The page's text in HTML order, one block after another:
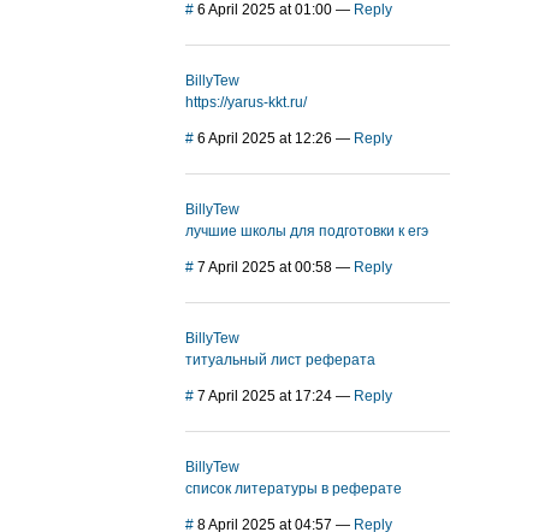
# 6 April 2025 at 01:00 — Reply
BillyTew
https://yarus-kkt.ru/
# 6 April 2025 at 12:26 — Reply
BillyTew
лучшие школы для подготовки к егэ
# 7 April 2025 at 00:58 — Reply
BillyTew
титуальный лист реферата
# 7 April 2025 at 17:24 — Reply
BillyTew
список литературы в реферате
# 8 April 2025 at 04:57 — Reply